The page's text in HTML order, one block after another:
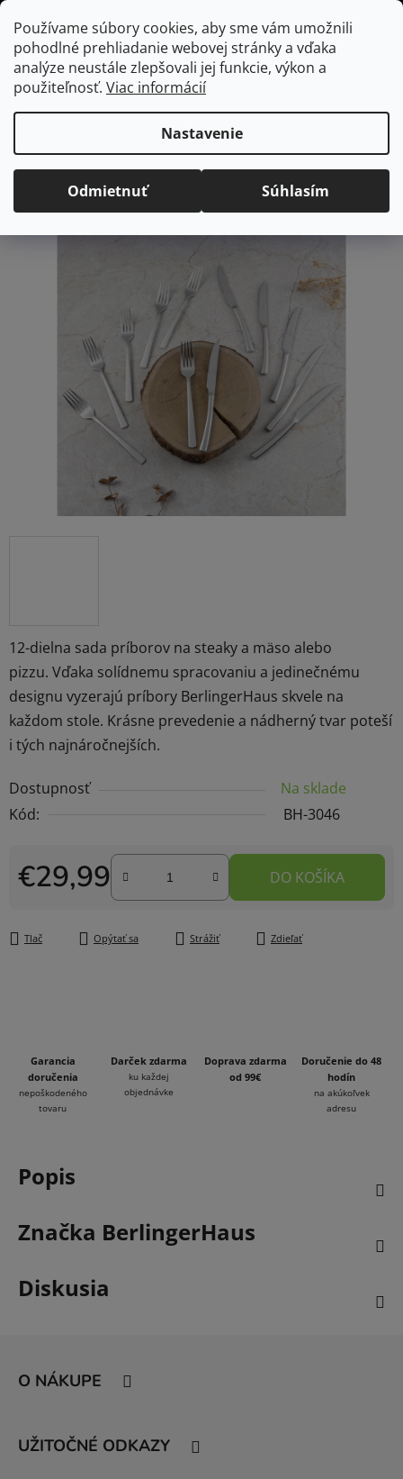
Používame súbory cookies, aby sme vám umožnili
pohodlné prehliadanie webovej stránky a vďaka
analýze neustále zlepšovali jej funkcie, výkon a
použiteľnosť. Viac informácií
Nastavenie
Odmietnuť Súhlasím
Prejsť
na
obsah
Hľadať
Domov
/ Vybavenie do jedálne
Nerezová sada príborov na steak, 12
ks
12-dielna sada príborov na steaky a mäso alebo
pizzu. Vďaka solídnemu spracovaniu a jedinečnému
designu vyzerajú príbory BerlingerHaus skvele na
každom stole. Krásne prevedenie a nádherný tvar poteší
i tých najnáročnejších.
Dostupnosť
Na sklade
Kód:
BH-3046
€29,99
Jednotková cena:
DO KOŠÍKA
Tlač Opýtať sa Strážiť Zdieľať
Nerezová sada príborov na
steak, 12 ks
Priemerné
hodnotenie
hviezdičiek.
Neohodnotené
Podrobnosti hodnotenia
Garancia
doručenia
nepoškodeného
tovaru
Darček zdarma
ku každej
objednávke
Doprava zdarma
od 99€
Doručenie do 48
hodín
na akúkoľvek
adresu
Popis
Značka BerlingerHaus
Diskusia
O NÁKUPE
UŽITOČNÉ ODKAZY